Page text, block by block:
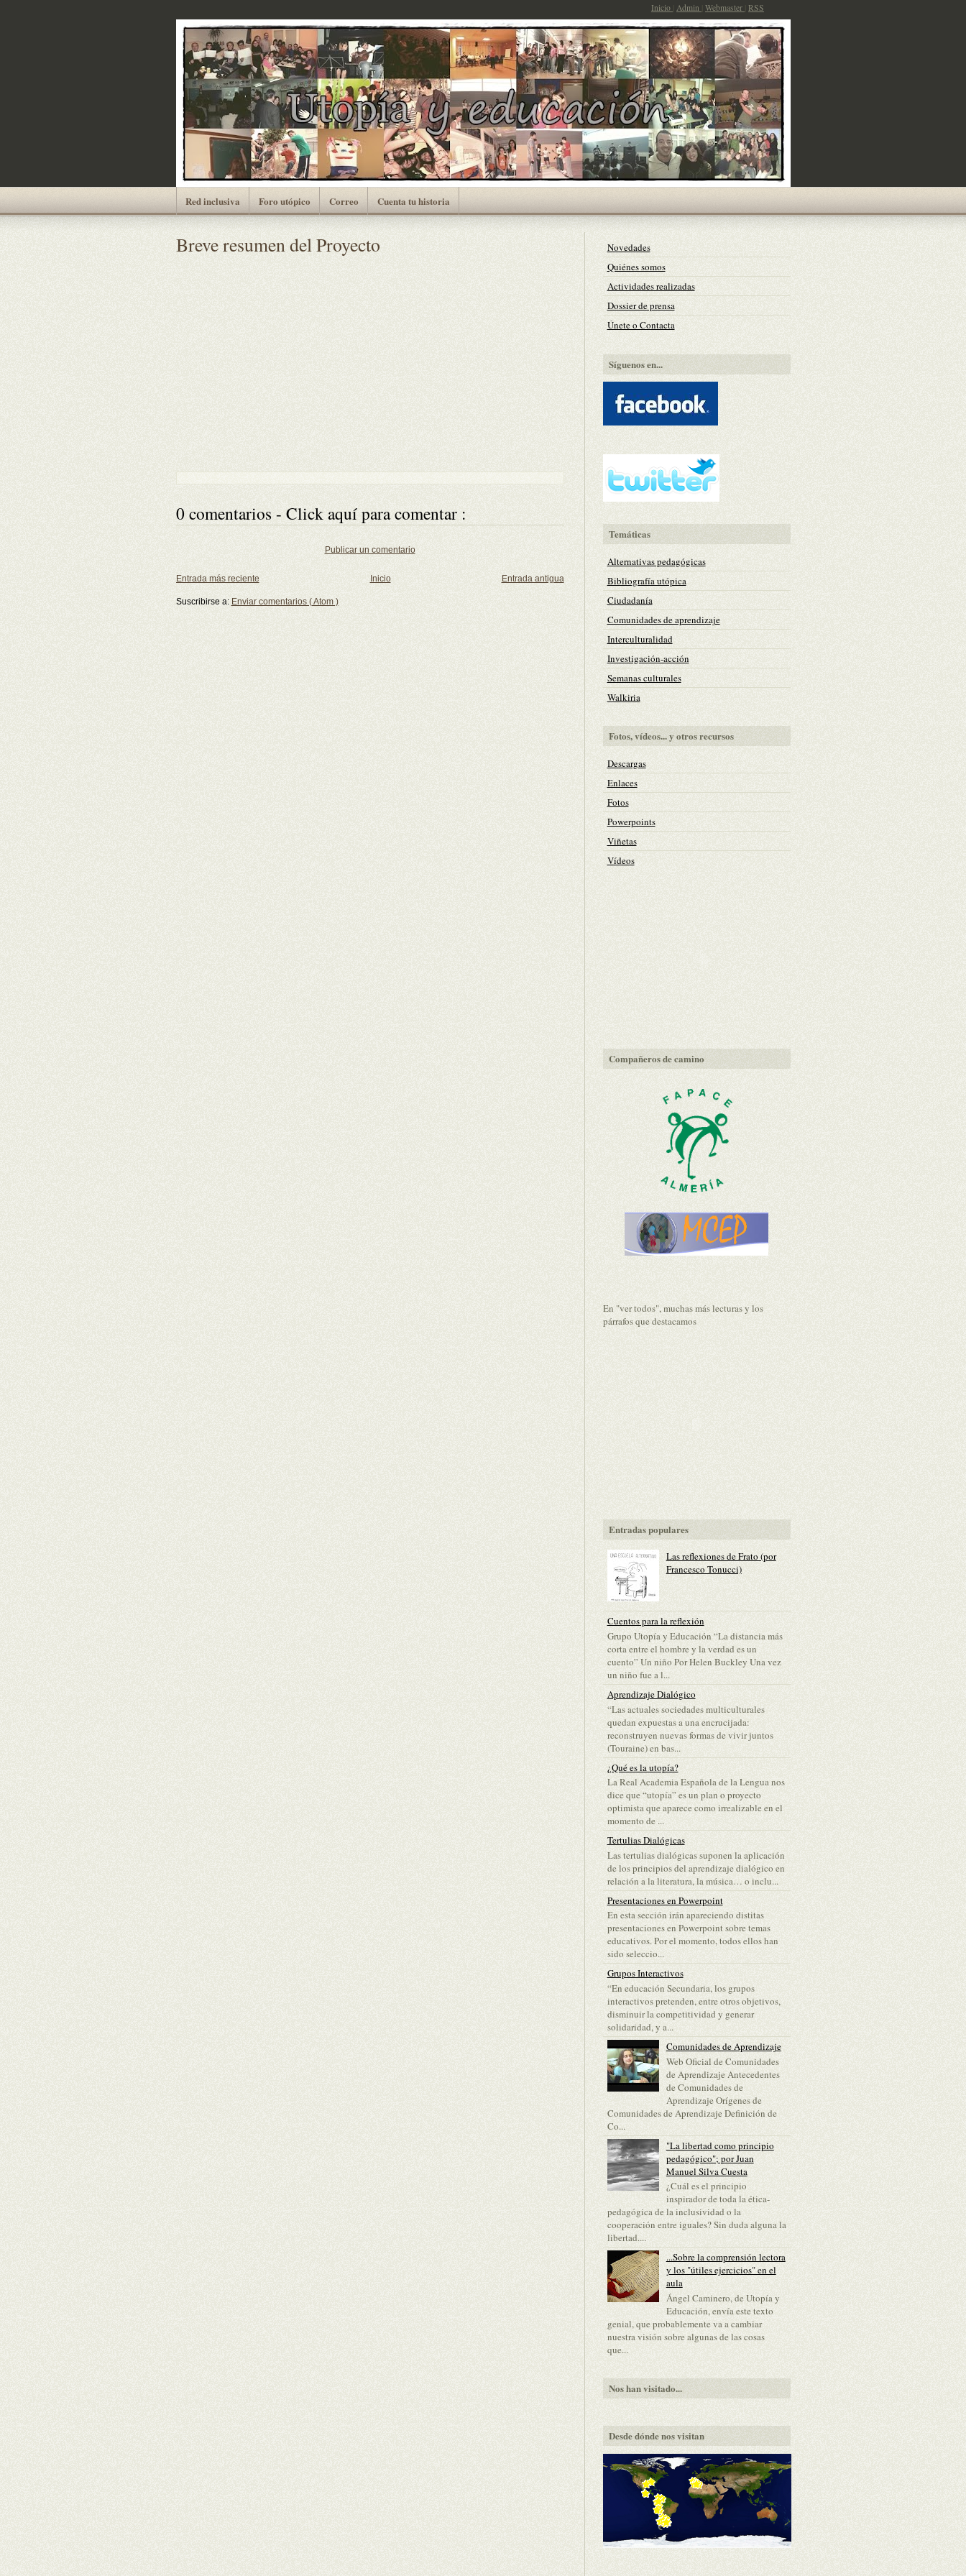
Inicio Admin Webmaster RSS
Red inclusiva Foro utópico Correo Cuenta tu historia
Breve resumen del Proyecto
0 comentarios - Click aquí para comentar :
Publicar un comentario
Entrada más reciente Entrada antigua
Inicio
Suscribirse a: Enviar comentarios ( Atom )
Novedades
Quiénes somos
Actividades realizadas
Dossier de prensa
Únete o Contacta
Síguenos en...
Temáticas
Alternativas pedagógicas
Bibliografía utópica
Ciudadanía
Comunidades de aprendizaje
Interculturalidad
Investigación-acción
Semanas culturales
Walkiria
Fotos, vídeos... y otros recursos
Descargas
Enlaces
Fotos
Powerpoints
Viñetas
Vídeos
Compañeros de camino
En "ver todos", muchas más lecturas y los
párrafos que destacamos
Entradas populares
Las reflexiones de Frato (por
Francesco Tonucci)
Cuentos para la reflexión
Grupo Utopía y Educación “La distancia más
corta entre el hombre y la verdad es un
cuento” Un niño Por Helen Buckley Una vez
un niño fue a l...
Aprendizaje Dialógico
“Las actuales sociedades multiculturales
quedan expuestas a una encrucijada:
reconstruyen nuevas formas de vivir juntos
(Touraine) en bas...
¿Qué es la utopía?
La Real Academia Española de la Lengua nos
dice que “utopía” es un plan o proyecto
optimista que aparece como irrealizable en el
momento de ...
Tertulias Dialógicas
Las tertulias dialógicas suponen la aplicación
de los principios del aprendizaje dialógico en
relación a la literatura, la música… o inclu...
Presentaciones en Powerpoint
En esta sección irán apareciendo distitas
presentaciones en Powerpoint sobre temas
educativos. Por el momento, todos ellos han
sido seleccio...
Grupos Interactivos
“En educación Secundaria, los grupos
interactivos pretenden, entre otros objetivos,
disminuir la competitividad y generar
solidaridad, y a...
Comunidades de Aprendizaje
Web Oficial de Comunidades
de Aprendizaje Antecedentes
de Comunidades de
Aprendizaje Orígenes de
Comunidades de Aprendizaje Definición de
Co...
"La libertad como principio
pedagógico"; por Juan
Manuel Silva Cuesta
¿Cuál es el principio
inspirador de toda la ética-
pedagógica de la inclusividad o la
cooperación entre iguales? Sin duda alguna la
libertad....
...Sobre la comprensión lectora
y los "útiles ejercicios" en el
aula
Ángel Caminero, de Utopía y
Educación, envía este texto
genial, que probablemente va a cambiar
nuestra visión sobre algunas de las cosas
que...
Nos han visitado...
Desde dónde nos visitan